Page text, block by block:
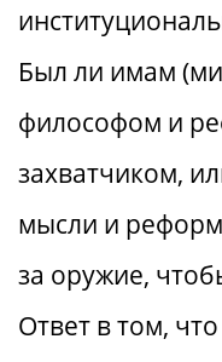
Был ли имам
философом и
захватчиком,
мысли и
за оружие,
Ответ в том,